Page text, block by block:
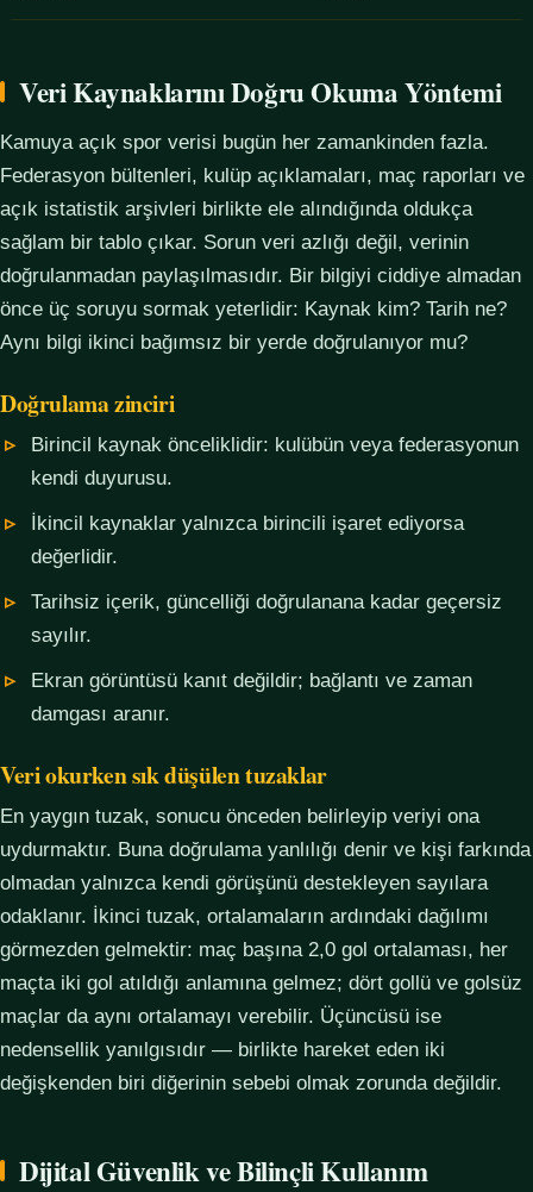
Veri Kaynaklarını Doğru Okuma Yöntemi
Kamuya açık spor verisi bugün her zamankinden fazla.
Federasyon bültenleri, kulüp açıklamaları, maç raporları ve
açık istatistik arşivleri birlikte ele alındığında oldukça
sağlam bir tablo çıkar. Sorun veri azlığı değil, verinin
doğrulanmadan paylaşılmasıdır. Bir bilgiyi ciddiye almadan
önce üç soruyu sormak yeterlidir: Kaynak kim? Tarih ne?
Aynı bilgi ikinci bağımsız bir yerde doğrulanıyor mu?
Doğrulama zinciri
Birincil kaynak önceliklidir: kulübün veya federasyonun
kendi duyurusu.
İkincil kaynaklar yalnızca birincili işaret ediyorsa
değerlidir.
Tarihsiz içerik, güncelliği doğrulanana kadar geçersiz
sayılır.
Ekran görüntüsü kanıt değildir; bağlantı ve zaman
damgası aranır.
Veri okurken sık düşülen tuzaklar
En yaygın tuzak, sonucu önceden belirleyip veriyi ona
uydurmaktır. Buna doğrulama yanlılığı denir ve kişi farkında
olmadan yalnızca kendi görüşünü destekleyen sayılara
odaklanır. İkinci tuzak, ortalamaların ardındaki dağılımı
görmezden gelmektir: maç başına 2,0 gol ortalaması, her
maçta iki gol atıldığı anlamına gelmez; dört gollü ve golsüz
maçlar da aynı ortalamayı verebilir. Üçüncüsü ise
nedensellik yanılgısıdır — birlikte hareket eden iki
değişkenden biri diğerinin sebebi olmak zorunda değildir.
Dijital Güvenlik ve Bilinçli Kullanım